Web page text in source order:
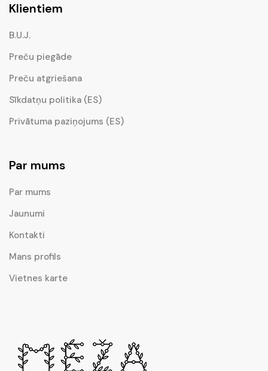
Klientiem
B.U.J.
Preču piegāde
Preču atgriešana
Sīkdatņu politika (ES)
Privātuma paziņojums (ES)
Par mums
Par mums
Jaunumi
Kontakti
Mans profils
Vietnes karte